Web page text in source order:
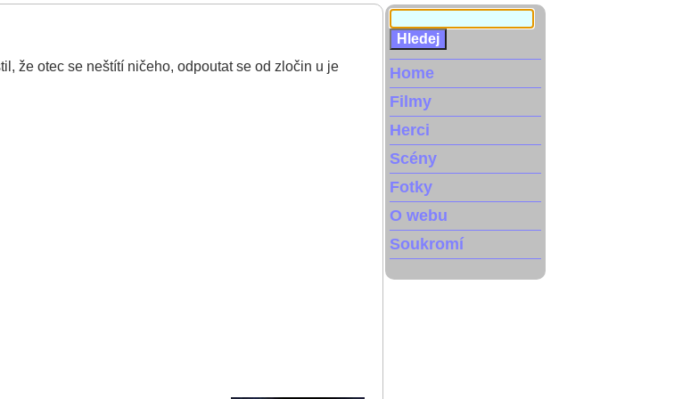
že otec se neštítí ničeho, odpoutat se od zločin u je
Home
Filmy
Herci
Scény
Fotky
O webu
Soukromí